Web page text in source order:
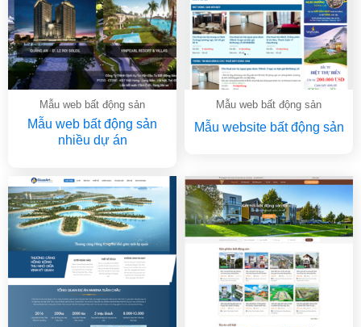
Mẫu web bất động sản
Mẫu web bất động sản
nhiều dự án
Mẫu web bất động sản
Mẫu website bất động sản